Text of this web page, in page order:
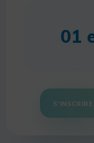
01
S'INSCRIRE